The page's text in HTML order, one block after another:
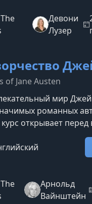
население
человек, а к концу
Такой взрывной рос
Девони
Лузер
of Jane Austen
мир
романных
открывает перед
жизни
как её опыт,
на создание
Остин родилась в
дворянства и
Арнольд
Вайнштейн